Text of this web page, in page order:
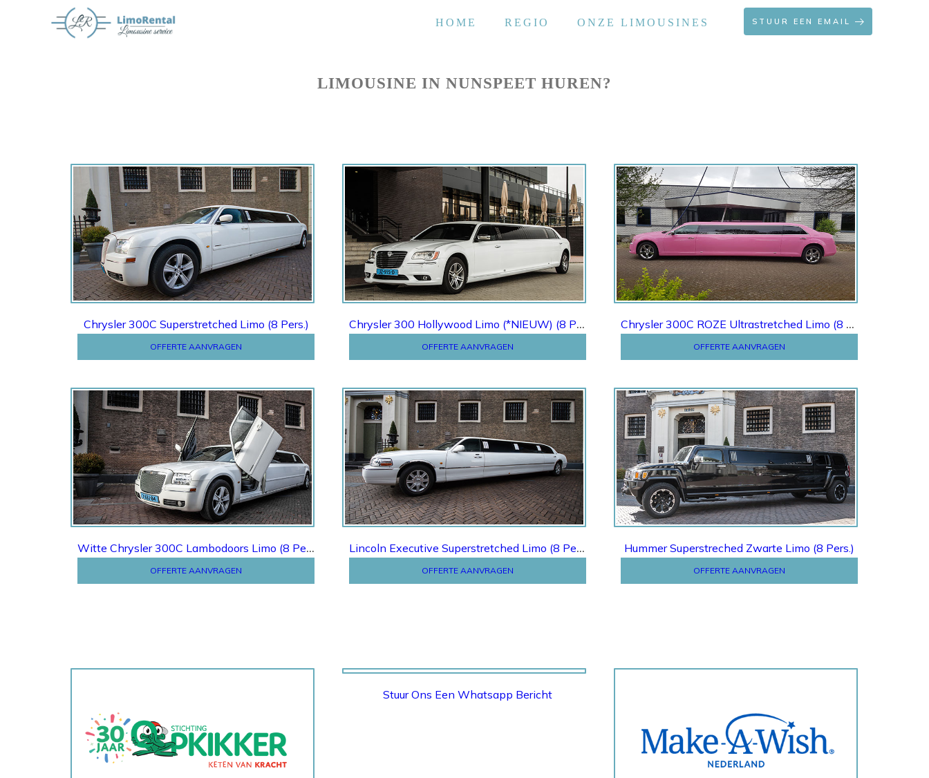
STUUR EEN EMAIL
HOME REGIO ONZE LIMOUSINES
LIMOUSINE IN NUNSPEET HUREN?
Offerte
Chrysler 300C Superstretched Limo (8 Pers.)
OFFERTE AANVRAGEN
Offerte
Chrysler 300 Hollywood Limo (*NIEUW) (8 Pers.)
OFFERTE AANVRAGEN
OFFERTE
Chrysler 300C ROZE Ultrastretched Limo (8 Pers.)
OFFERTE AANVRAGEN
Offerte
Witte Chrysler 300C Lambodoors Limo (8 Pers.)
OFFERTE AANVRAGEN
Offerte
Lincoln Executive Superstretched Limo (8 Pers.)
OFFERTE AANVRAGEN
Offerte
Hummer Superstreched Zwarte Limo (8 Pers.)
OFFERTE AANVRAGEN
STICHTING OPKIKKER
WHATSAPP
Stuur Ons Een Whatsapp Bericht
MAKE A WISH NEDERLAND